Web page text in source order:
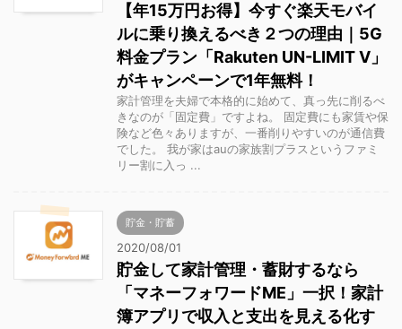
【年15万円お得】今すぐ楽天モバイ
ルに乗り換えるべき２つの理由｜5G
料金プラン「Rakuten UN-LIMIT V」
がキャンペーンで1年無料！
家計管理を夫婦で本格的に始めて、真っ先に削るべ
きなのが「固定費」ですよね。 固定費にも家賃や保
険など色々ありますが、一番削りやすいのが通信費
でした。 我が家はauの家族割プラスというファミ
リー割に入っ ...
貯金・貯蓄
2020/08/01
貯金して家計管理・蓄財するなら
「マネーフォワードME」一択！家計
簿アプリで収入と支出を見える化す